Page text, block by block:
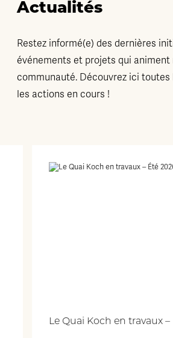
Actualités
Restez informé(e) des dernières
événements et projets qui animent
communauté. Découvrez ici
les actions en cours !
Le Quai Koch en travaux –